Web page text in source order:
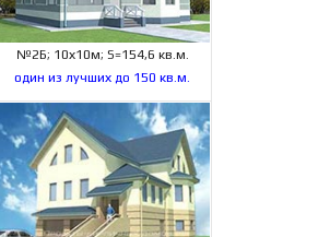
№2Б; 10х10м; S=154,6 кв.м.
один из лучших до 150 кв.м.